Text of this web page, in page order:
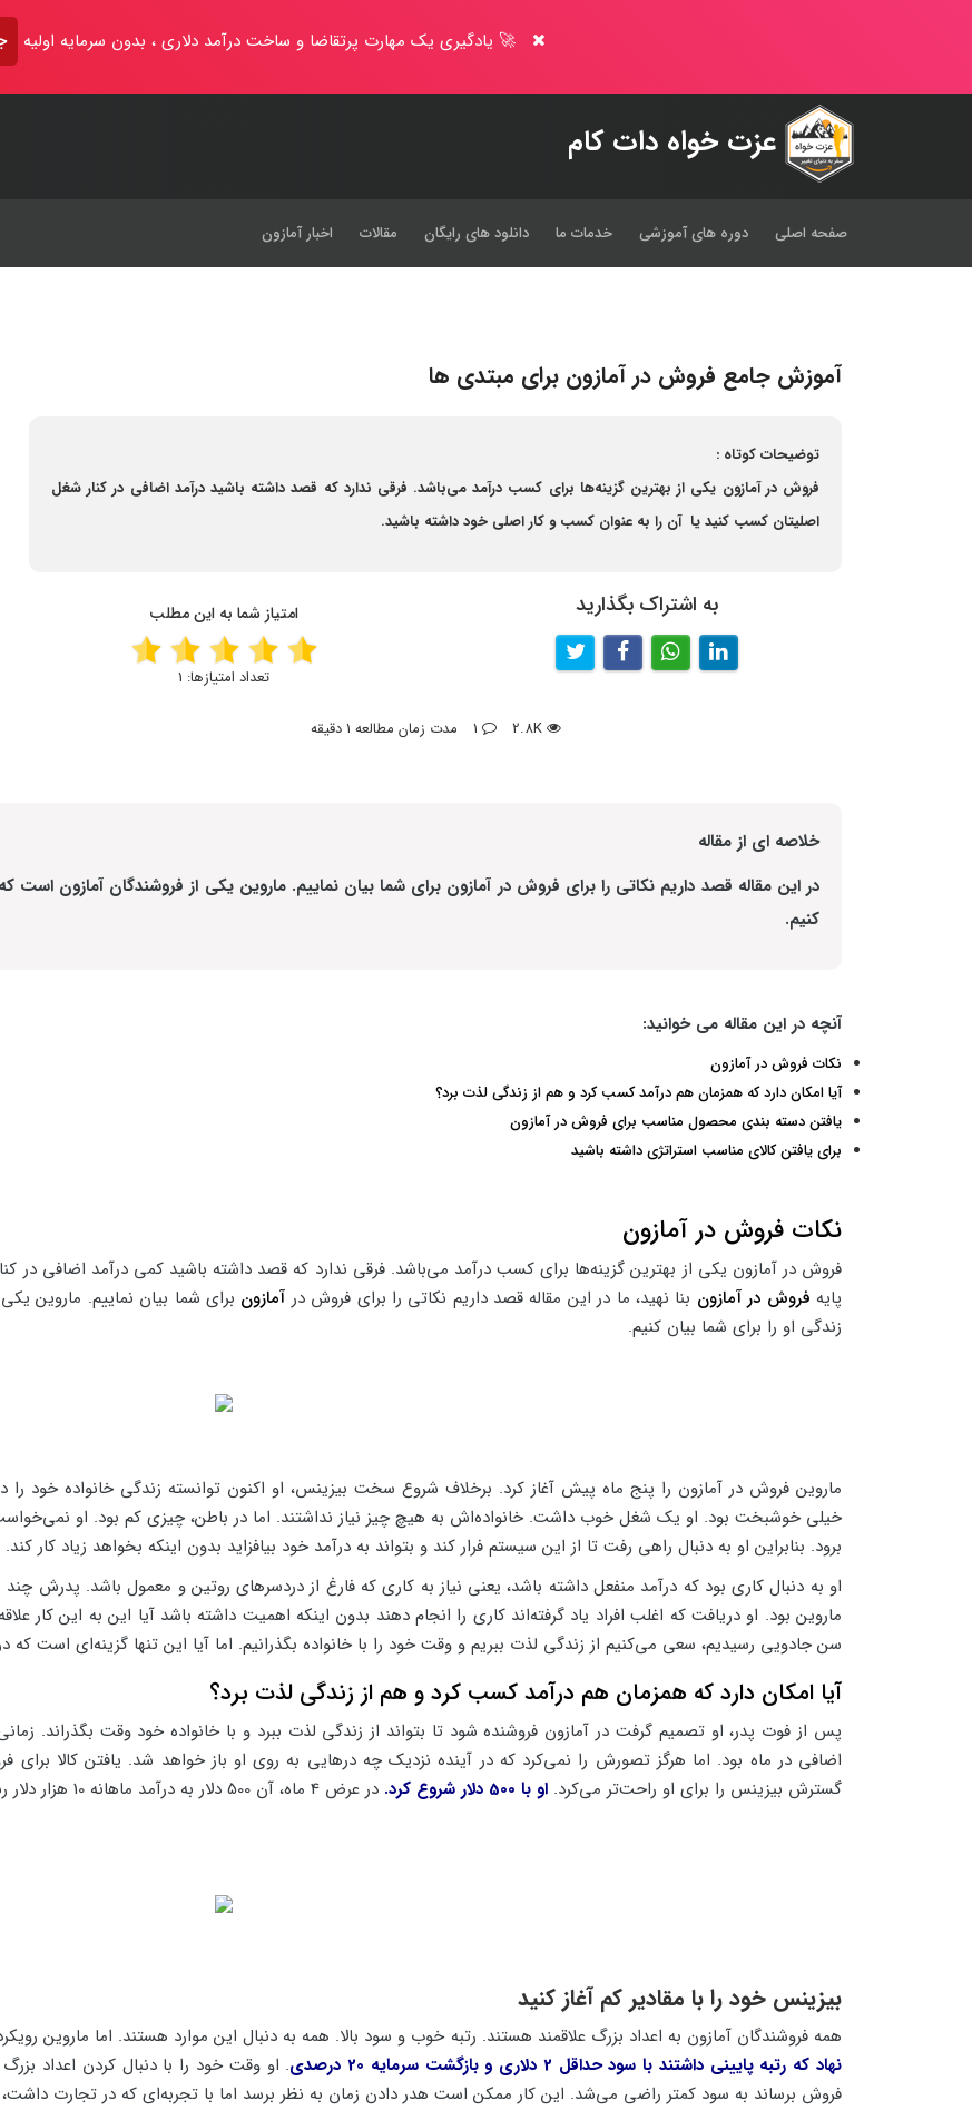
🚀 یادگیری یک مهارت پرتقاضا و ساخت درآمد دلاری ، بدون سرمایه اولیه
عزت خواه دات کام
صفحه اصلی دوره های آموزشی خدمات ما دانلود های رایگان مقالات اخبار آمازون
آموزش جامع فروش در آمازون برای مبتدی ها
توضیحات کوتاه :
فروش در آمازون یکی از بهترین گزینه‌ها برای کسب درآمد می‌باشد. فرقی ندارد که قصد داشته باشید درآمد اضافی در کنار شغل
اصلیتان کسب کنید یا آن را به عنوان کسب و کار اصلی خود داشته باشید.
به اشتراک بگذارید امتیاز شما به این مطلب
تعداد امتیازها: 1
2.8K مدت زمان مطالعه 1 دقیقه
خلاصه ای از مقاله
در این مقاله قصد داریم نکاتی را برای فروش در آمازون برای شما بیان نماییم. ماروین یکی از فروشندگان آمازون است که
کنیم.
آنچه در این مقاله می خوانید:
نکات فروش در آمازون
آیا امکان دارد که همزمان هم درآمد کسب کرد و هم از زندگی لذت برد؟
یافتن دسته بندی محصول مناسب برای فروش در آمازون
برای یافتن کالای مناسب استراتژی داشته باشید
نکات فروش در آمازون
فروش در آمازون یکی از بهترین گزینه‌ها برای کسب درآمد می‌باشد. فرقی ندارد که قصد داشته باشید کمی درآمد اضافی در
پایه فروش در آمازون بنا نهید، ما در این مقاله قصد داریم نکاتی را برای فروش در آمازون برای شما بیان نماییم. ماروین یکی
زندگی او را برای شما بیان کنیم.
ماروین فروش در آمازون را پنج ماه پیش آغاز کرد. برخلاف شروع سخت بیزینس، او اکنون توانسته زندگی خانواده خود را
برود. بنابراین او به دنبال راهی رفت تا از این سیستم فرار کند و بتواند به درآمد خود بیافزاید بدون اینکه بخواهد زیاد کار کند.
او به دنبال کاری بود که درآمد منفعل داشته باشد، یعنی نیاز به کاری که فارغ از دردسرهای روتین و معمول باشد. پدرش
سن جادویی رسیدیم، سعی می‌کنیم از زندگی لذت ببریم و وقت خود را با خانواده بگذرانیم. اما آیا این تنها گزینه‌ای است که
آیا امکان دارد که همزمان هم درآمد کسب کرد و هم از زندگی لذت برد؟
اضافی در ماه بود. اما هرگز تصورش را نمی‌کرد که در آینده نزدیک چه درهایی به روی او باز خواهد شد. یافتن کالا
گسترش بیزینس را برای او راحت‌تر می‌کرد. او با 500 دلار شروع کرد. در عرض 4 ماه، آن 500 دلار به درآمد ماهانه 10 هزار دلار رسید.
بیزینس خود را با مقادیر کم آغاز کنید
همه فروشندگان آمازون به اعداد بزرگ علاقمند هستند. رتبه خوب و سود بالا. همه به دنبال این موارد هستند. اما ماروین
نهاد که رتبه پایینی داشتند با سود حداقل 2 دلاری و بازگشت سرمایه 20 درصدی
. او وقت خود را با دنبال کردن اعداد
فروش برساند به سود کمتر راضی می‌شد. این کار ممکن است هدر دادن زمان به نظر برسد اما با تجربه‌ای که در تجارت